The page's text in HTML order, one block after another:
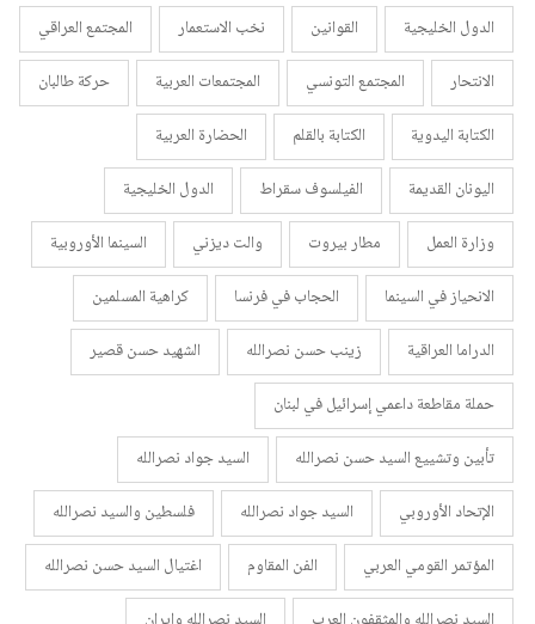
الدول الخليجية
القوانين نخب الاستعمار
المجتمع العراقي
الانتحار
المجتمع التونسي المجتمعات العربية
حركة طالبان
الكتابة اليدوية
الكتابة بالقلم
الحضارة العربية
اليونان القديمة
الفيلسوف سقراط
الدول الخليجية
وزارة العمل
مطار بيروت والت ديزني
السينما الأوروبية
الانحياز في السينما
الحجاب في فرنسا
كراهية المسلمين
الدراما العراقية
زينب حسن نصرالله
الشهيد حسن قصير
حملة مقاطعة داعمي إسرائيل في لبنان
تأبين وتشييع السيد حسن نصرالله
السيد جواد نصرالله
الإتحاد الأوروبي
السيد جواد نصرالله
فلسطين والسيد نصرالله
المؤتمر القومي العربي
الفن المقاوم
اغتيال السيد حسن نصرالله